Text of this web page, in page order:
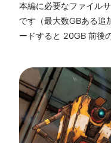
本編に必要なファイル
です（最大数GBある追
ードすると 20GB 前後